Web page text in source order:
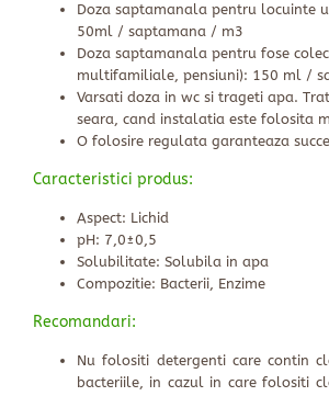
Doza saptamanala pentru locuinte
50ml / saptamana / m3
Doza saptamanala pentru fose
multifamiliale, pensiuni): 150 ml /
Varsati doza in wc si trageti apa.
seara, cand instalatia este folosita
O folosire regulata garanteaza
Caracteristici produs:
Aspect: Lichid
pH: 7,0±0,5
Solubilitate: Solubila in apa
Compozitie: Bacterii, Enzime
Recomandari:
Nu folositi detergenti care contin
bacteriile, in cazul in care folositi